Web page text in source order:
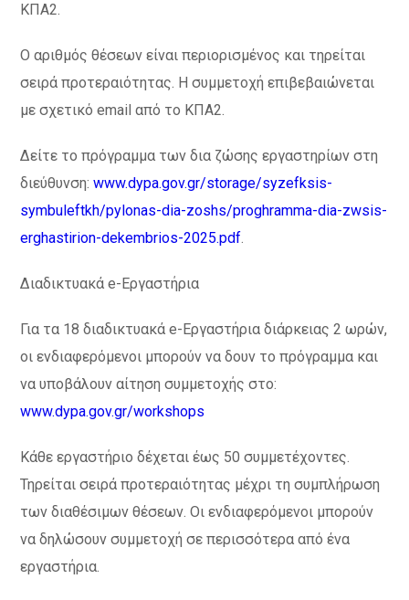
ΚΠΑ2.
Ο αριθμός θέσεων είναι περιορισμένος και τηρείται
σειρά προτεραιότητας. Η συμμετοχή επιβεβαιώνεται
με σχετικό email από το ΚΠΑ2.
Δείτε το πρόγραμμα των δια ζώσης εργαστηρίων στη
διεύθυνση: www.dypa.gov.gr/storage/syzefksis-
symbuleftkh/pylonas-dia-zoshs/proghramma-dia-zwsis-
erghastirion-dekembrios-2025.pdf.
Διαδικτυακά e-Εργαστήρια
Για τα 18 διαδικτυακά e-Εργαστήρια διάρκειας 2 ωρών,
οι ενδιαφερόμενοι μπορούν να δουν το πρόγραμμα και
να υποβάλουν αίτηση συμμετοχής στο:
www.dypa.gov.gr/workshops
Κάθε εργαστήριο δέχεται έως 50 συμμετέχοντες.
Τηρείται σειρά προτεραιότητας μέχρι τη συμπλήρωση
των διαθέσιμων θέσεων. Οι ενδιαφερόμενοι μπορούν
να δηλώσουν συμμετοχή σε περισσότερα από ένα
εργαστήρια.